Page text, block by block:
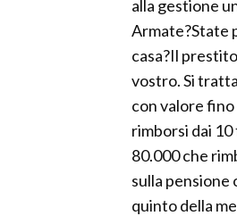
alla gestione
Armate?State
casa?Il
vostro. Si
con valore
rimborsi dai
80.000 che
sulla pensione
quinto della